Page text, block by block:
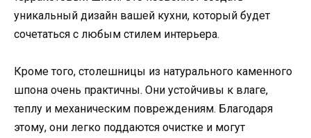
уникальный дизайн вашей кухни, который будет
сочетаться с любым стилем интерьера.
Кроме того, столешницы из натурального каменного
шпона очень практичны. Они устойчивы к влаге,
теплу и механическим повреждениям. Благодаря
этому, они легко поддаются очистке и могут